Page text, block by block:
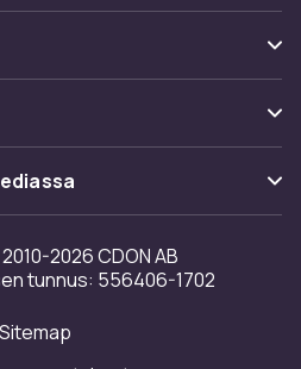
2026 CDON AB
tunnus: 556406-1702
Sitemap